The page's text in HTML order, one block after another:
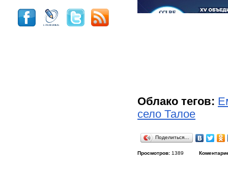
Облако тегов:
село Талое
Поделиться…
Просмотров: 1389